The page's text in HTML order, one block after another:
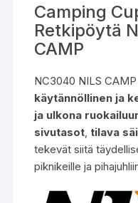
Camping
Retkipöytä
CAMP
NC3040 NILS
käytännöllinen ja
ja ulkona
sivutasot,tilava
tekevät siitä
piknikeille ja